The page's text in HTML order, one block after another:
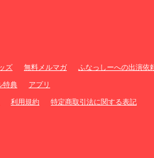
ズ 無料メルマガ
ふなっしーへの出演依
特典
アプリ
利用規約
特定商取引法に関する表記